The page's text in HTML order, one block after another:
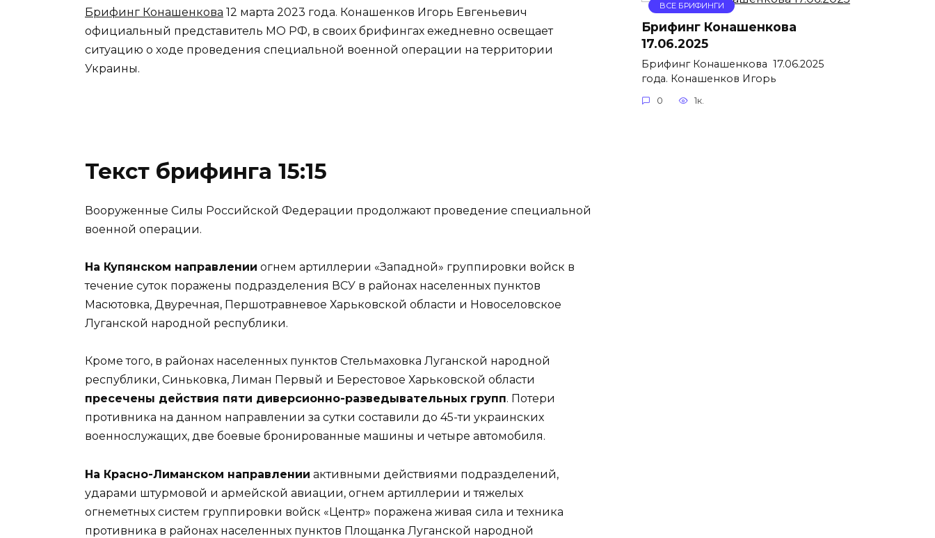
Брифинг Конашенкова 12 марта 2023 года. Конашенков Игорь Евгеньевич
официальный представитель МО РФ, в своих брифингах ежедневно освещает
ситуацию о ходе проведения специальной военной операции на территории
Украины.
Текст брифинга 15:15
Вооруженные Силы Российской Федерации продолжают проведение специальной
военной операции.
На Купянском направлении огнем артиллерии «Западной» группировки войск в
течение суток поражены подразделения ВСУ в районах населенных пунктов
Масютовка, Двуречная, Першотравневое Харьковской области и Новоселовское
Луганской народной республики.
Кроме того, в районах населенных пунктов Стельмаховка Луганской народной
республики, Синьковка, Лиман Первый и Берестовое Харьковской области
пресечены действия пяти диверсионно-разведывательных групп. Потери
противника на данном направлении за сутки составили до 45-ти украинских
военнослужащих, две боевые бронированные машины и четыре автомобиля.
На Красно-Лиманском направлении активными действиями подразделений,
ударами штурмовой и армейской авиации, огнем артиллерии и тяжелых
огнеметных систем группировки войск «Центр» поражена живая сила и техника
противника в районах населенных пунктов Площанка Луганской народной
ВСЕ БРИФИНГИ
Брифинг Конашенкова
17.06.2025
Брифинг Конашенкова 17.06.2025
года. Конашенков Игорь
0 1к.